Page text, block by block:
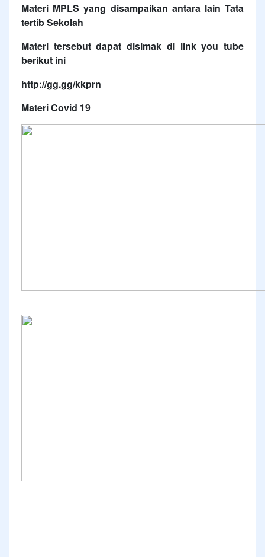
Materi MPLS yang disampaikan antara lain Tata
tertib Sekolah
Materi tersebut dapat disimak di link you tube
berikut ini
http://gg.gg/kkprn
MateriCovid 19